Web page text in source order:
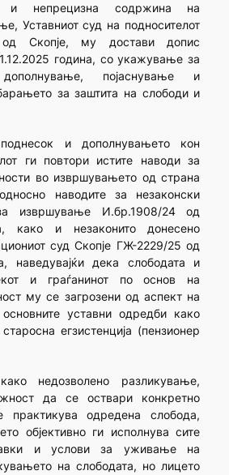
и непрецизна содржина на
Уставниот суд на подносителот
Скопје, му достави допис
година, со укажување за
појаснување и
за заштита на слободи и
и дополнувањето кон
ги повтори истите наводи за
во извршувањето од страна
наводите за незаконски
извршување И.бр.1908/24 од
како и незаконито донесено
суд Скопје ГЖ-2229/25 од
наведувајќи дека слободата и
и граѓанинот по основ на
му се загрозени од аспект на
уставни одредби како
егзистенција (пензионер
недозволено разликување,
да се оствари конкретно
одредена слобода,
објективно ги исполнува сите
и услови за уживање на
на слободата, но лицето